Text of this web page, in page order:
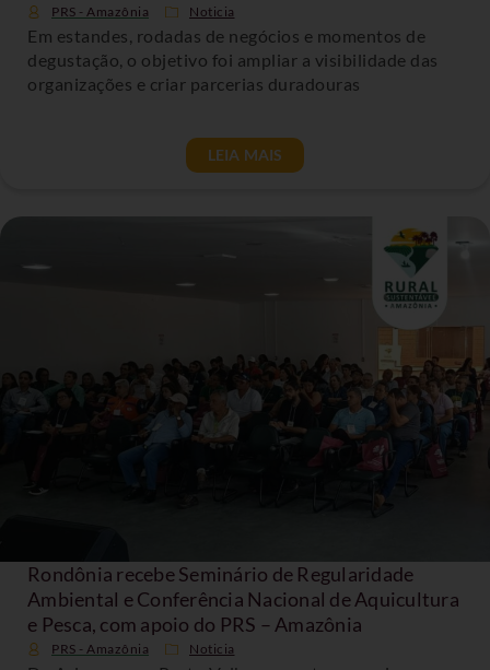
PRS - Amazônia Noticia
Em estandes, rodadas de negócios e momentos de
degustação, o objetivo foi ampliar a visibilidade das
organizações e criar parcerias duradouras
LEIA MAIS
Rondônia recebe Seminário de Regularidade
Ambiental e Conferência Nacional de Aquicultura
e Pesca, com apoio do PRS – Amazônia
PRS - Amazônia Noticia